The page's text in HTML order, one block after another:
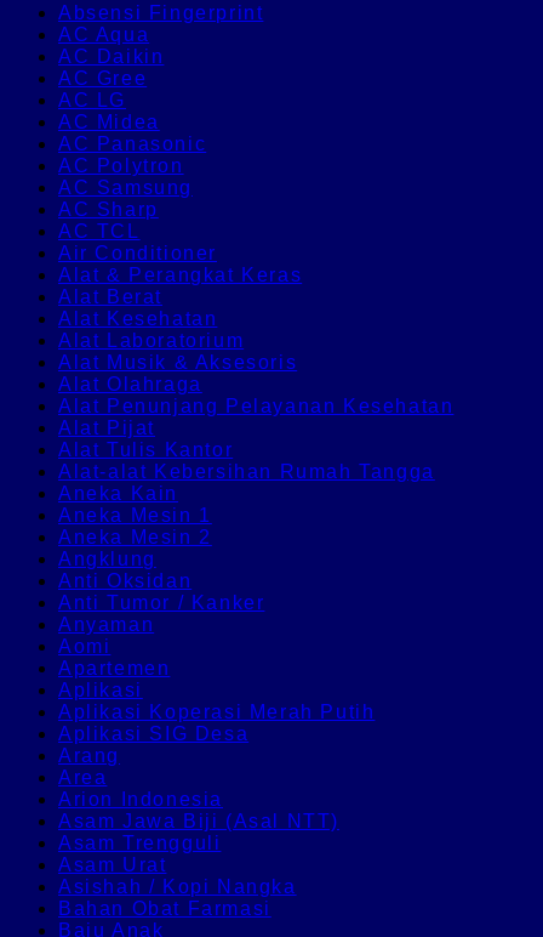
Absensi Fingerprint
AC Aqua
AC Daikin
AC Gree
AC LG
AC Midea
AC Panasonic
AC Polytron
AC Samsung
AC Sharp
AC TCL
Air Conditioner
Alat & Perangkat Keras
Alat Berat
Alat Kesehatan
Alat Laboratorium
Alat Musik & Aksesoris
Alat Olahraga
Alat Penunjang Pelayanan Kesehatan
Alat Pijat
Alat Tulis Kantor
Alat-alat Kebersihan Rumah Tangga
Aneka Kain
Aneka Mesin 1
Aneka Mesin 2
Angklung
Anti Oksidan
Anti Tumor / Kanker
Anyaman
Aomi
Apartemen
Aplikasi
Aplikasi Koperasi Merah Putih
Aplikasi SIG Desa
Arang
Area
Arion Indonesia
Asam Jawa Biji (Asal NTT)
Asam Trengguli
Asam Urat
Asishah / Kopi Nangka
Bahan Obat Farmasi
Baju Anak